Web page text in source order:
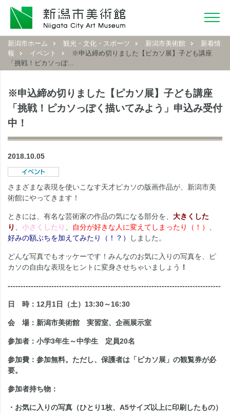
新潟市ホーム 観光・文化・スポーツ 新潟市美術館
新着情
報
イベント
※申込締め切りました【ピカソ展】子ども講座
「挑戦！ピカソっぽ...
※申込締め切りました【ピカソ展】子ども講座
「挑戦！ピカソっぽく描いてみよう」申込み受付
中！
2018.10.05
さまざまな表現を使いこなす天才ピカソの版画作品が、新潟市美
術館にやってきます！
ときには、有名な芸術家の作品の気になる部分を、 大きくした
り
小さくしたり 自分が好きな人に変えてしまったり（！）
好みの額ぶちを加えてみたり（！？）
しました。
どんな写真でもオッケーです！みんなのお気に入りの写真を、ピ
カソの自由な表現をヒントに変身させちゃいましょう ！
-----------------------------------------------------------------------------------
日 時 ：12月1日（土）13:30～16:30
会 場 ：新潟市美術館 実習室、企画展示室
参加者 ：小学3年生～中学生 定員20名
参加費 ：参加無料。ただし、保護者は「ピカソ展」の観覧券が必
要。
参加者持ち物 ：
・お気に入りの写真（ひとり1枚、A5サイズ以上に印刷したもの）